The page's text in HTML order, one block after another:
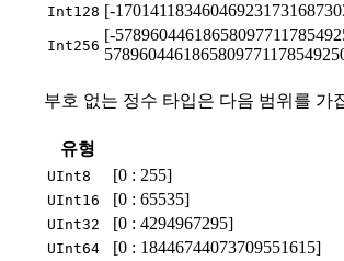
Int128 [-
Int256
[-
부호 없는 정수 타입은 다음 범위를 가
유형
UInt8 [0 : 255]
UInt16 [0 : 65535]
UInt32 [0 : 4294967295]
UInt64 [0 : 18446744073709551615]